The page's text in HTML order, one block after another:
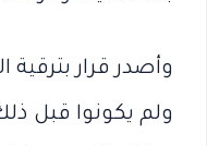
وأصدر قرار
ولم يكونوا قبل